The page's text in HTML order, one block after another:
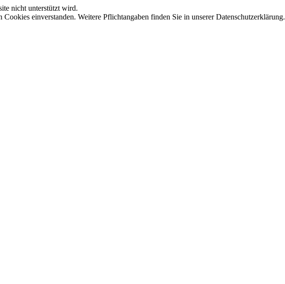
nicht unterstützt wird.
einverstanden. Weitere Pflichtangaben finden Sie in unserer Datenschutzerklärung.